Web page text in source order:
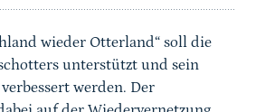
wieder Otterland“ soll die
unterstützt und sein
werden. Der